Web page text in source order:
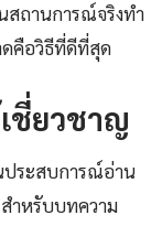
สถานการณ์จริงทำ
ดคือวิธีที่ดีที่สุด
ชี่ยวชาญ
ประสบการณ์อ่าน
สำหรับบทความ